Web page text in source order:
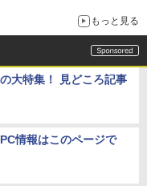
もっと見る
大特集！ 見どころ記事
情報はこのページで